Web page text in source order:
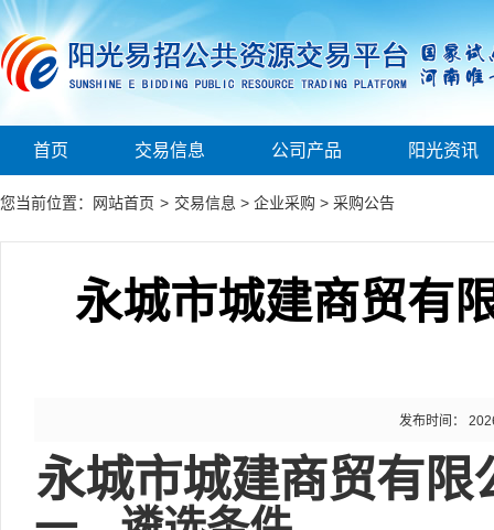
首页 交易信息 公司产品 阳光资讯
您当前位置： 网站首页 > 交易信息 > 企业采购 > 采购公告
永城市城建商贸有
发布时间：
永城市城建商贸有